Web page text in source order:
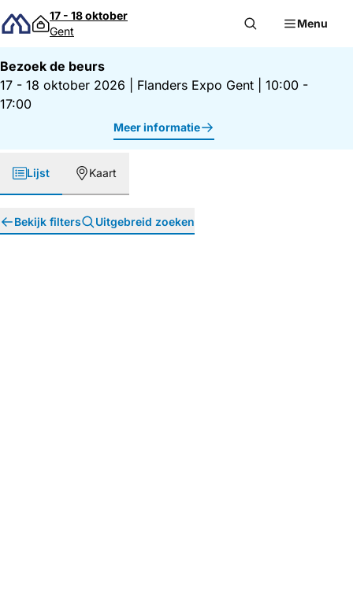
Direct naar inhoud
17 - 18 oktober
Gent
Menu
Bezoek de beurs
17 - 18 oktober 2026
Flanders Expo Gent
10:00 -
17:00
Meer informatie
Lijst Kaart
Bekijk filters Uitgebreid zoeken